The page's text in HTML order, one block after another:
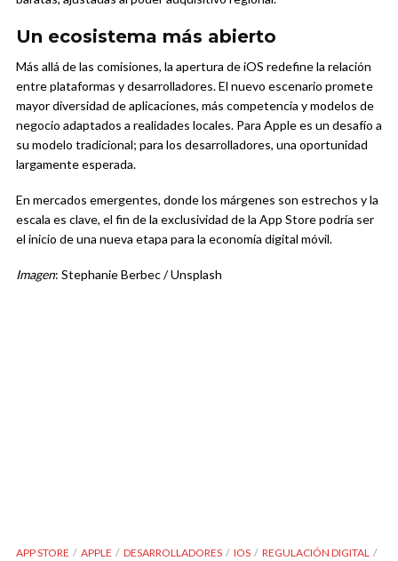
Un ecosistema más abierto
Más allá de las comisiones, la apertura de iOS redefine la relación
entre plataformas y desarrolladores. El nuevo escenario promete
mayor diversidad de aplicaciones, más competencia y modelos de
negocio adaptados a realidades locales. Para Apple es un desafío a
su modelo tradicional; para los desarrolladores, una oportunidad
largamente esperada.
En mercados emergentes, donde los márgenes son estrechos y la
escala es clave, el fin de la exclusividad de la App Store podría ser
el inicio de una nueva etapa para la economía digital móvil.
Imagen: Stephanie Berbec / Unsplash
APP STORE APPLE DESARROLLADORES IOS
REGULACIÓN DIGITAL